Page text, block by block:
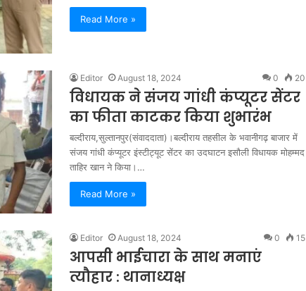
Read More »
Editor August 18, 2024 0 20
विधायक ने संजय गांधी कंप्यूटर सेंटर
का फीता काटकर किया शुभारंभ
बल्दीराय,सुल्तानपुर(संवाददाता)।बल्दीराय तहसील के भवानीगढ़ बाजार में
संजय गांधी कंप्यूटर इंस्टीट्यूट सेंटर का उदघाटन इसौली विधायक मोहम्मद
ताहिर खान ने किया।…
Read More »
Editor August 18, 2024 0 15
आपसी भाईचारा के साथ मनाएं
त्यौहार : थानाध्यक्ष